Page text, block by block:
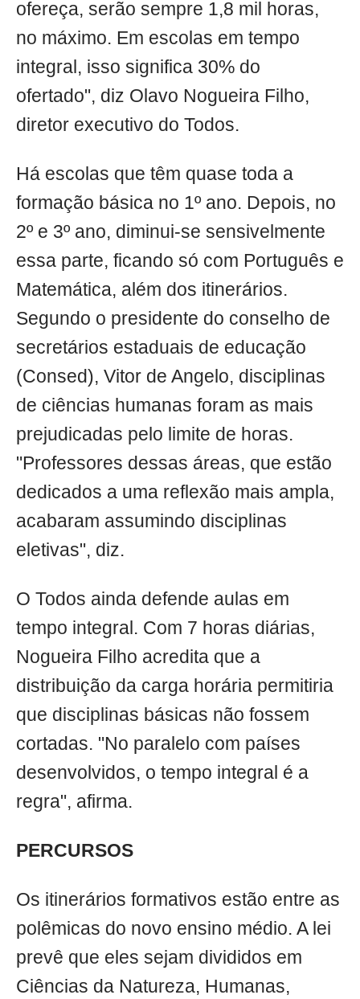
ofereça, serão sempre 1,8 mil horas,
no máximo. Em escolas em tempo
integral, isso significa 30% do
ofertado", diz Olavo Nogueira Filho,
diretor executivo do Todos.
Há escolas que têm quase toda a
formação básica no 1º ano. Depois, no
2º e 3º ano, diminui-se sensivelmente
essa parte, ficando só com Português e
Matemática, além dos itinerários.
Segundo o presidente do conselho de
secretários estaduais de educação
(Consed), Vitor de Angelo, disciplinas
de ciências humanas foram as mais
prejudicadas pelo limite de horas.
"Professores dessas áreas, que estão
dedicados a uma reflexão mais ampla,
acabaram assumindo disciplinas
eletivas", diz.
O Todos ainda defende aulas em
tempo integral. Com 7 horas diárias,
Nogueira Filho acredita que a
distribuição da carga horária permitiria
que disciplinas básicas não fossem
cortadas. "No paralelo com países
desenvolvidos, o tempo integral é a
regra", afirma.
PERCURSOS
Os itinerários formativos estão entre as
polêmicas do novo ensino médio. A lei
prevê que eles sejam divididos em
Ciências da Natureza, Humanas,